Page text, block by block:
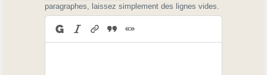
paragraphes, laissez simplement des lignes vides.